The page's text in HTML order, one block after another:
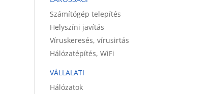
Számítógép telepítés
Helyszíni javítás
Víruskeresés, vírusirtás
Hálózatépítés, WiFi
VÁLLALATI
Hálózatok